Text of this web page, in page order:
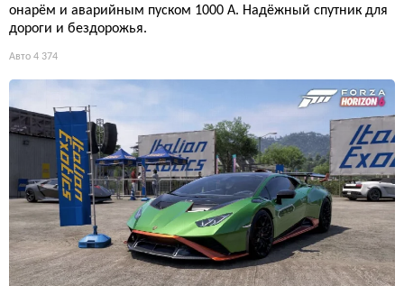
онарём и аварийным пуском 1000 А. Надёжный спутник для
дороги и бездорожья.
Авто 4 374